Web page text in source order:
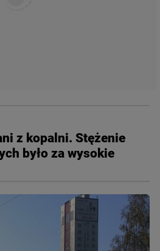
z kopalni. Stężenie
było za wysokie